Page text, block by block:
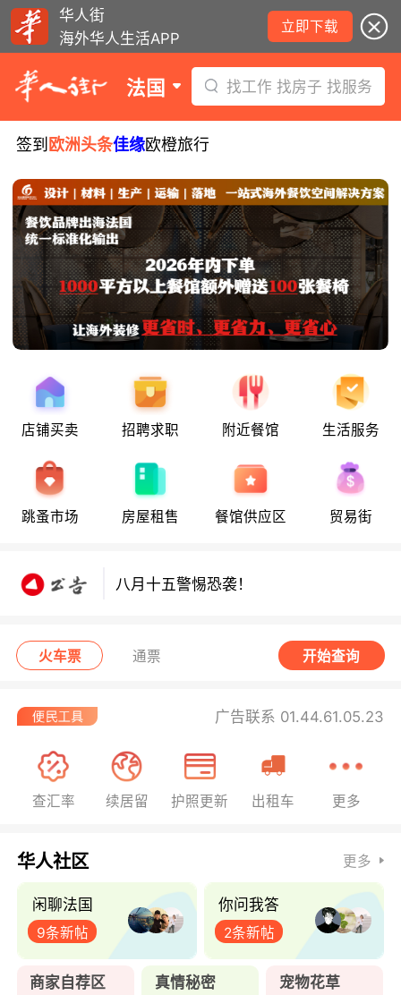
华人街
海外华人生活APP
立即下载
法国 找工作 找房子 找服务
签到 欧洲头条佳缘欧橙旅行
店铺买卖 招聘求职 附近餐馆 生活服务
跳蚤市场 房屋租售 餐馆供应区 贸易街
八月十五警惕恐袭！
八月十五警惕恐袭！
八月十五警惕恐袭！
火车票 通票 开始查询
广告联系 01.44.61.05.23
查汇率 续居留 护照更新 出租车 更多
华人社区 更多
闲聊法国
9条新帖
你问我答
2条新帖
商家自荐区 真情秘密 宠物花草